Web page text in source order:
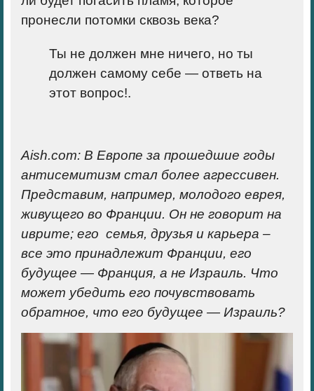
пронесли потомки сквозь века?
Ты не должен мне ничего, но ты
должен самому себе — ответь на
этот вопрос!.
Aish.com: В Европе за прошедшие годы
антисемитизм стал более агрессивен.
Представим, например, молодого еврея,
живущего во Франции. Он не говорит на
иврите; его семья, друзья и карьера –
все это принадлежит Франции, его
будущее — Франция, а не Израиль. Что
может убедить его почувствовать
обратное, что его будущее — Израиль?